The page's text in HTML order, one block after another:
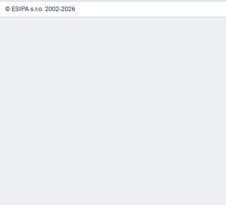
© ESIPA s.r.o. 2002-2026